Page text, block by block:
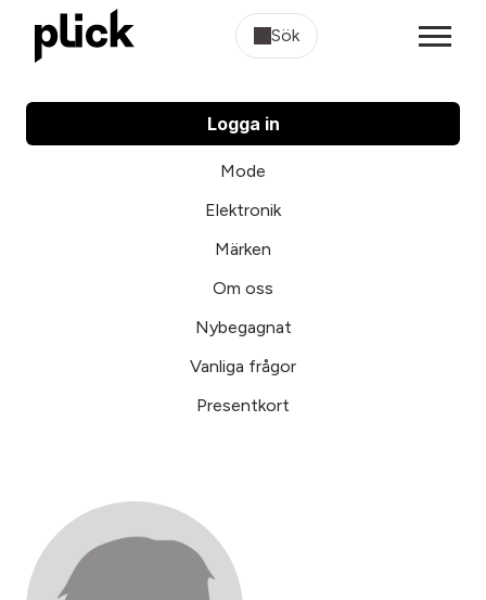
Sök
Logga in
Mode
Elektronik
Märken
Om oss
Nybegagnat
Vanliga frågor
Presentkort